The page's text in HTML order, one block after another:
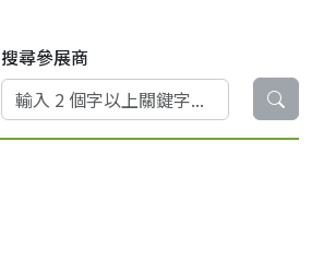
搜尋參展商